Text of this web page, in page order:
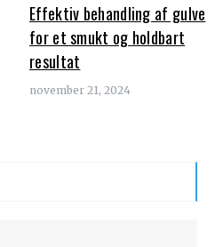
Effektiv behandling af gulve
for et smukt og holdbart
resultat
november 21, 2024